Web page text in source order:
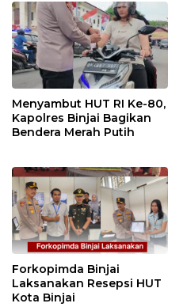
Menyambut HUT RI Ke-80,
Kapolres Binjai Bagikan
Bendera Merah Putih
Forkopimda Binjai
Laksanakan Resepsi HUT
Kota Binjai